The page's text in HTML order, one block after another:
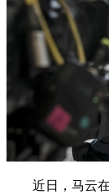
近日，马云在